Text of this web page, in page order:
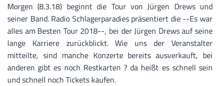
Morgen (8.3.18) beginnt die Tour von Jürgen Drews und
seiner Band. Radio Schlagerparadies präsentiert die --Es war
alles am Besten Tour 2018--, bei der Jürgen Drews auf seine
lange Karriere zurückblickt. Wie uns der Veranstalter
mitteilte, sind manche Konzerte bereits ausverkauft, bei
anderen gibt es noch Restkarten ? da heißt es schnell sein
und schnell noch Tickets kaufen.